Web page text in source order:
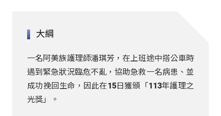
大綱
一名阿美族護理師潘琪芳，在上班途中搭公車時
遇到緊急狀況臨危不亂，協助急救一名病患、並
成功挽回生命，因此在15日獲頒「113年護理之
光獎」。